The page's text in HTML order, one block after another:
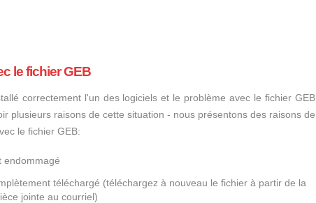
le fichier GEB
correctement l'un des logiciels et le problème avec le fichier GEB
plusieurs raisons de cette situation - nous présentons des raisons de
le fichier GEB:
endommagé
téléchargé (téléchargez à nouveau le fichier à partir de la
jointe au courriel)